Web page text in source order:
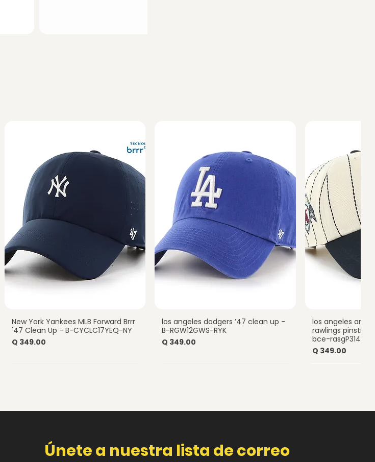
Vista rápida
New York Yankees MLB Forward Brrr
'47 Clean Up - B-CYCLC17YEQ-NY
Precio
Q 349.00
Vista rápida
los angeles dodgers ’47 clean up -
B-RGW12GWS-RYK
Precio
Q 349.00
Vista
los angeles
rawlings
bce-rasgP314hts
Precio
Q 349.00
Únete a nuestra lista de correo